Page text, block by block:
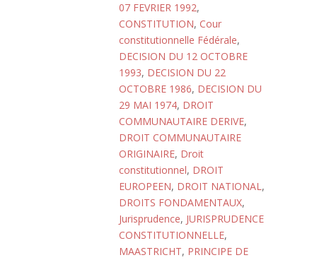
07 FEVRIER 1992,
CONSTITUTION, Cour
constitutionnelle Fédérale,
DECISION DU 12 OCTOBRE
1993, DECISION DU 22
OCTOBRE 1986, DECISION DU
29 MAI 1974, DROIT
COMMUNAUTAIRE DERIVE,
DROIT COMMUNAUTAIRE
ORIGINAIRE, Droit
constitutionnel, DROIT
EUROPEEN, DROIT NATIONAL,
DROITS FONDAMENTAUX,
Jurisprudence, JURISPRUDENCE
CONSTITUTIONNELLE,
MAASTRICHT, PRINCIPE DE